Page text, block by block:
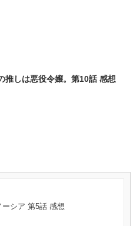
推しは悪役令嬢。第10話 感想
ーシア 第5話 感想